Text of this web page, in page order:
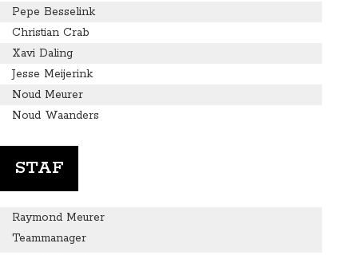
Pepe Besselink
Christian Crab
Xavi Daling
Jesse Meijerink
Noud Meurer
Noud Waanders
STAF
Raymond Meurer
Teammanager